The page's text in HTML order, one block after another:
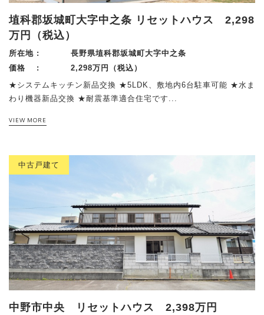
その他(長野県内)
その他(長野県外)
その他(長野県内)
その他(長野県外)
1K/1DK/1LDK
2K/2DK/2LDK
3DK/3LDK
売却物件大募集
埴科郡坂城町大字中之条 リセットハウス 2,298
万円（税込）
所在地 :
長野県埴科郡坂城町大字中之条
価格 :
2,298万円（税込）
★システムキッチン新品交換 ★5LDK、敷地内6台駐車可能 ★水ま
わり機器新品交換 ★耐震基準適合住宅です...
VIEW MORE
中古戸建て
中野市中央 リセットハウス 2,398万円